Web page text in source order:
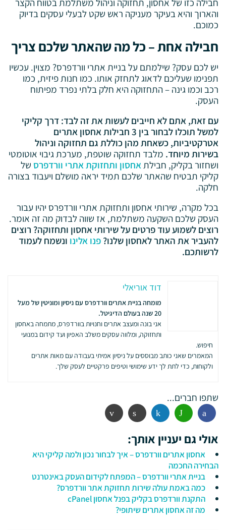
והארוך והיא בעיקר מעניקה ראש שקט לבעלי עסקים בדיוק
כמוכם.
חבילה אחת – כל מה שהאתר שלכם צריך
יש לכם עסק? שילמתם על בניית אתרי וורדפרס? מצוין. עכשיו
תפנימו שעליכם לדאוג לתחזק אותו. כמו חנות פיזית, כמו
רכב וכמו גינה – התחזוקה היא חלק בלתי נפרד מפיתוח
העסק.
עם זאת, אתם לא חייבים לעשות את זה לבד: דרך קליקי
למשל תוכלו לבחור בין 3 חבילות אחסון אתרים
אטרקטיביות, כשאחת מהן כוללת גם תחזוקה וניהול
בשירות מיוחד.מלבד תחזוקה שוטפת, מערכת גיבוי אוטומטי
ושחזור בקליק, חבילתאחסון ותחזוקת אתרי וורדפרסשל
קליקי תבטיח שהאתר שלכם תמיד יראה מושלם ויעבוד בצורה
חלקה.
בכל מקרה, שירותי אחסון ותחזוקת אתרי וורדפרס יהיו עבור
העסק שלכם השקעה משתלמת, אז שווה לבדוק מה זה אומר.
רוצים לשמוע עוד פרטים על שירותי אחסון ותחזוקה? רוצים
להעביר את האתר לאחסון שלנו?פנו אלינוונשמח לעמוד
לרשותכם.
דוד אוריאלי
מומחה בניית אתרים וורדפרס עם ניסיון ומוניטין של מעל
20 שנה בעולם הדיגיטל.
אני בונה ומעצב אתרים וחנויות בוורדפרס, מתמחה באחסון
ותחזוקה, ומלווה עסקים משלב האפיון ועד קידום במנועי
חיפוש.
המאמרים שאני כותב מבוססים על ניסיון אמיתי בעבודה עם מאות אתרים
ולקוחות, כדי לתת לך ידע שימושי וטיפים פרקטיים לעסק שלך.
שתפו חברים...
פייסבוק ווטסאפ לינקדין הדפסה אימייל
אולי גם יעניין אותך:
אחסון אתרים וורדפרס – איך לבחור נכון ולמה קליקי היא
הבחירה החכמה
בניית אתרי וורדפרס – המפתח לקידום העסק באינטרנט
כמה באמת עולה שירות תחזוקת אתר וורדפרס?
התקנת וורדפרס בקליק בפנל אחסון cPanel
מה זה אחסון אתרים שיתופי?